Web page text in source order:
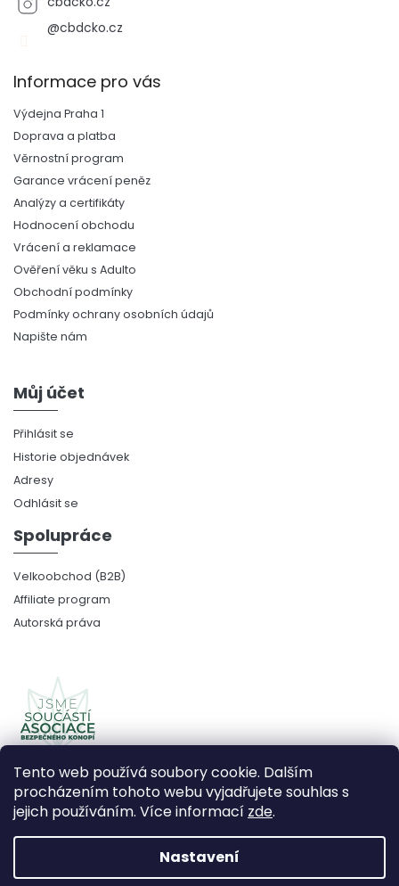
Tento web používá soubory cookie. Dalším
procházením tohoto webu vyjadřujete souhlas s
jejich používáním. Více informací zde.
Nastavení
@cbdcko.cz
Informace pro vás
Výdejna Praha 1
Doprava a platba
Věrnostní program
Garance vrácení peněz
Analýzy a certifikáty
Hodnocení obchodu
Vrácení a reklamace
Ověření věku s Adulto
Obchodní podmínky
Podmínky ochrany osobních údajů
Napište nám
Můj účet
Přihlásit se
Historie objednávek
Adresy
Odhlásit se
Spolupráce
Velkoobchod (B2B)
Affiliate program
Autorská práva
Vytvořil Shoptet Premium